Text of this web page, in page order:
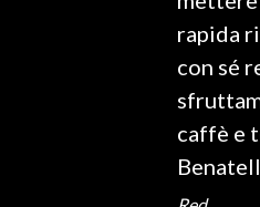
rapida
con sé
caffè e